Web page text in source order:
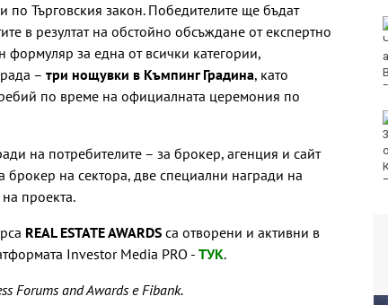
по Търговския закон. Победителите ще бъдат
в резултат на обстойно обсъждане от експертно
за една от всички категории,
– три нощувки в Къмпинг Градина, като
по време на официалната церемония по
на потребителите – за брокер, агенция и сайт
на сектора, две специални награди на
проекта.
REAL ESTATE AWARDS са отворени и активни в
Investor Media PRO - ТУК.
Forums and Awards е Fibank.
Варненско, БАБХ зове:
Не купувайте! Не
докосвайте!
Сигнализирайте!
държави за юли